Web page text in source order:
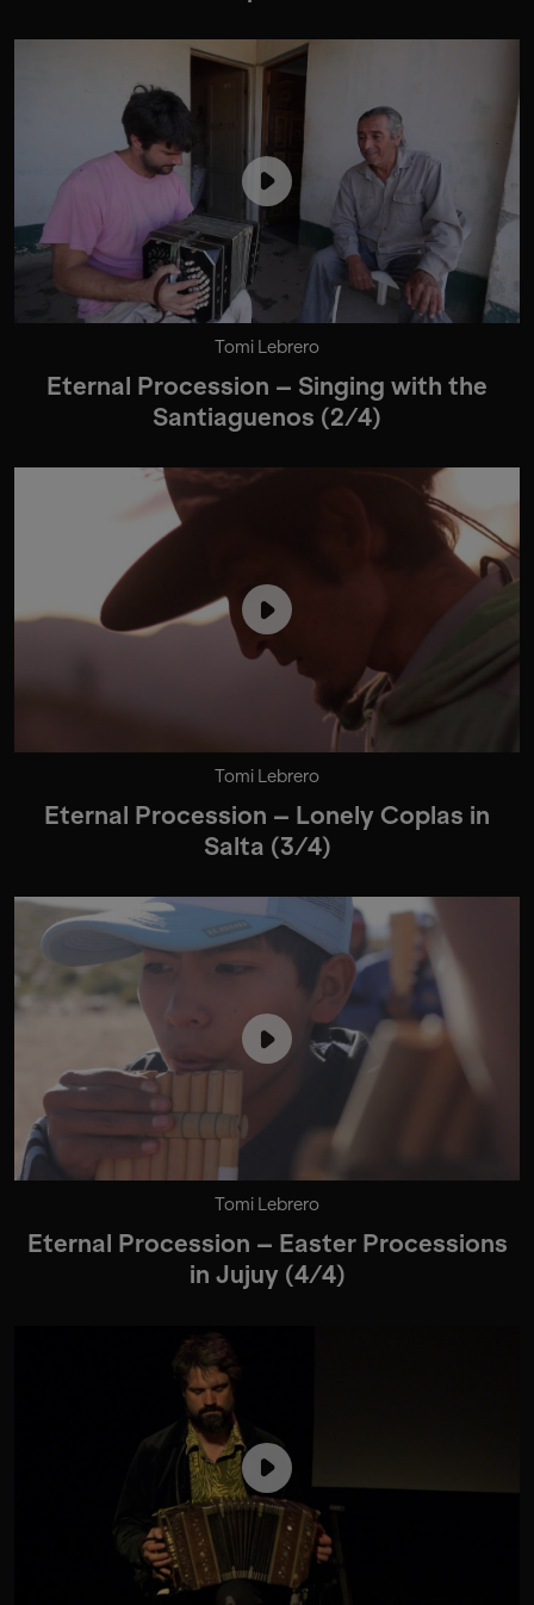
Tomi Lebrero
Eternal Procession – Singing with the
Santiaguenos (2/4)
Tomi Lebrero
Eternal Procession – Lonely Coplas in
Salta (3/4)
Tomi Lebrero
Eternal Procession – Easter Processions
in Jujuy (4/4)